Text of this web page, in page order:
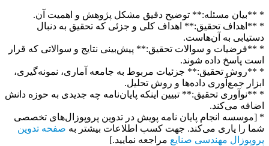
* **بیان مسئله:** توضیح دقیق مشکل پژوهش و اهمیت آن.
* **اهداف تحقیق:** اهداف کلی و جزئی که تحقیق به دنبال
دستیابی به آن‌هاست.
* **فرضیات و سوالات تحقیق:** پیش‌بینی نتایج و سوالاتی که قرار
است پاسخ داده شوند.
* **روش تحقیق:** جزئیات مربوط به جامعه آماری، نمونه‌گیری،
ابزار جمع‌آوری داده‌ها و روش تحلیل.
* **نوآوری تحقیق:** تبیین اینکه پایان‌نامه چه جدیدی به حوزه دانش
اضافه می‌کند.
* [موسسه انجام پایان نامه پویش در تدوین پروپوزال‌های تخصصی
شما را یاری می‌کند. جهت کسب اطلاعات بیشتر به صفحه تدوین
پروپوزال مهندسی صنایع مراجعه نمایید.]